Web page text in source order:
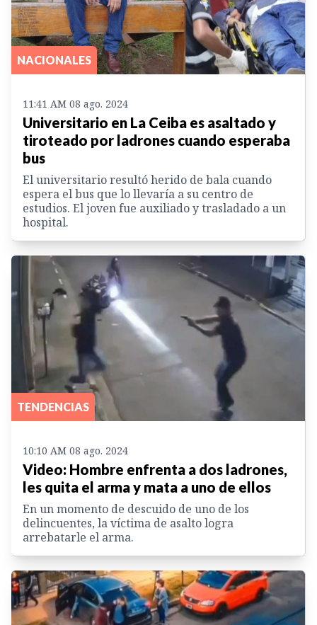
NACIONALES
11:41 AM 08 ago. 2024
Universitario en La Ceiba es asaltado y
tiroteado por ladrones cuando esperaba
bus
El universitario resultó herido de bala cuando
espera el bus que lo llevaría a su centro de
estudios. El joven fue auxiliado y trasladado a un
hospital.
TENDENCIAS
10:10 AM 08 ago. 2024
Video: Hombre enfrenta a dos ladrones,
les quita el arma y mata a uno de ellos
En un momento de descuido de uno de los
delincuentes, la víctima de asalto logra
arrebatarle el arma.